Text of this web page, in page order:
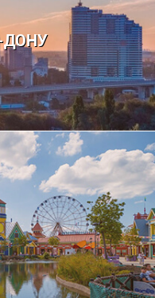
ДОНУ